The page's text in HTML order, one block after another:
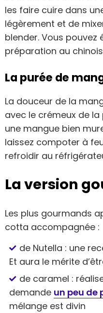
les faire cuire dans
légèrement et de
blender. Vous pouvez
préparation au
La purée de
La douceur de la
avec le crémeux de
une mangue bien
laissez compoter à
refroidir au
La version
Les plus gourmands
cotta accompagnée :
de Nutella : une
Et aura le mérite
de caramel :
demande un peu de
mélange est divin